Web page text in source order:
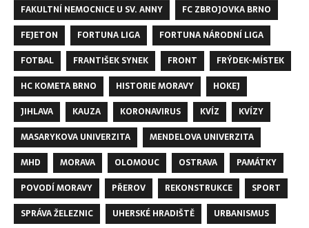
FAKULTNÍ NEMOCNICE U SV. ANNY
FC ZBROJOVKA BRNO
FEJETON
FORTUNA LIGA
FORTUNA NÁRODNÍ LIGA
FOTBAL
FRANTIŠEK SYNEK FRONT
FRÝDEK-MÍSTEK
HC KOMETA BRNO
HISTORIE MORAVY
HOKEJ
JIHLAVA
KAUZA KORONAVIRUS KVÍZ
KVÍZY
MASARYKOVA UNIVERZITA
MENDELOVA UNIVERZITA
MHD
MORAVA OLOMOUC OSTRAVA
PAMÁTKY
POVODÍ MORAVY
PŘEROV REKONSTRUKCE
SPORT
SPRÁVA ŽELEZNIC
UHERSKÉ HRADIŠTĚ
URBANISMUS